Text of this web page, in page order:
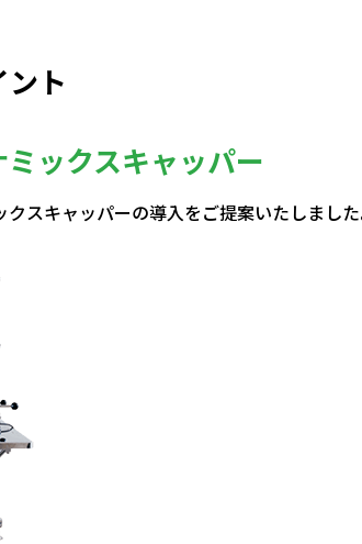
ト
ックスキャッパー
スキャッパーの導入をご提案いたしました